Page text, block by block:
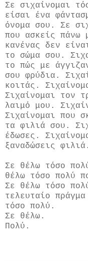
Σε σιχαίνομαι
είσαι ένα
όνομα σου. Σε
που ασκείς πάνω
κανένας δεν
το σώμα σου.
το πώς με
σου φρύδια.
κοιτάς.
Σιχαίνομαι τον
λαιμό μου.
Σιχαίνομαι που
τα φιλιά σου.
έδωσες.
ξαναδώσεις
Σε θέλω τόσο
θέλω τόσο πολύ
Σε θέλω τόσο
τελευταίο
τόσο πολύ.
Σε θέλω.
Πολύ.